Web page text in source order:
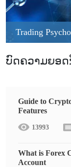
Trading
ບົດຄວາມຍອ
Guide to
Features
13993
What is Forex
Account